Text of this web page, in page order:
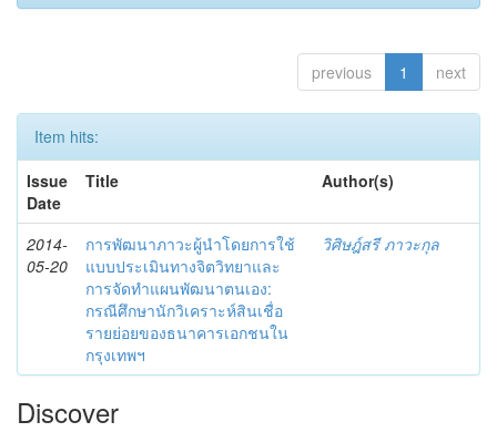
previous 1 next
Item hits:
Issue
Date
Title Author(s)
2014-
05-20
การพัฒนาภาวะผู้นำโดยการใช้
แบบประเมินทางจิตวิทยาและ
การจัดทำแผนพัฒนาตนเอง:
กรณีศึกษานักวิเคราะห์สินเชื่อ
รายย่อยของธนาคารเอกชนใน
กรุงเทพฯ
วิศิษฎ์สรี ภาวะกุล
Discover